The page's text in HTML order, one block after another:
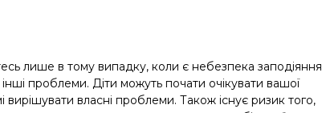
лише в тому випадку, коли є небезпека заподіяння
проблеми. Діти можуть почати очікувати вашої
вирішувати власні проблеми. Також існує ризик того,